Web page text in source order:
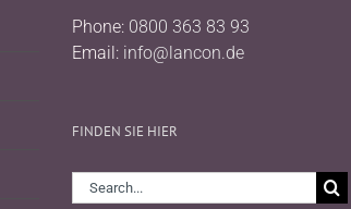
Phone: 0800 363 83 93
Email: info@lancon.de
FINDEN SIE HIER
Search